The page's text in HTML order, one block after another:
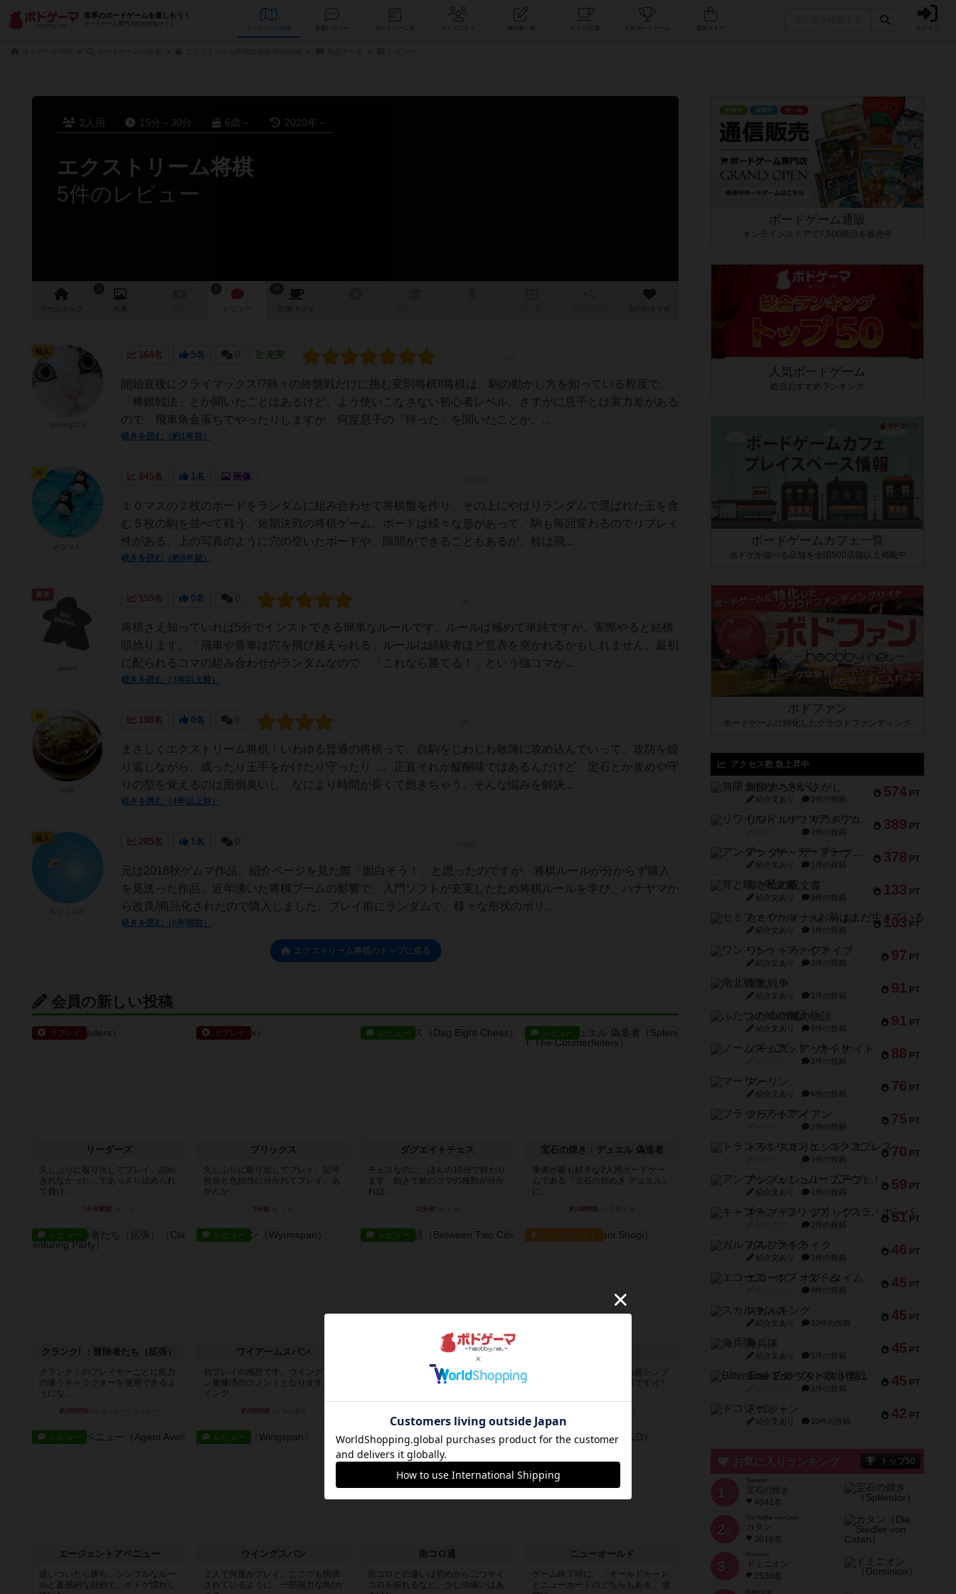
世界のボードゲームを楽しもう！
ボードゲーム専門の総合情報サイト
データベース コミュニティ 人気ボードゲーム ログイン
2人用 15分～30分 6歳～ 2020年～
エクストリーム将棋
5件のレビュー
ゲーム 画像 レビュー 店舗/ カフェ 次のおすすめ
164名 5名 0 充実
開始直後にクライマックス!?熱々の終盤戦だけに挑む変則将棋!!将棋は、駒の動かし方を知っている程度で、
「棒銀戦法」とか聞いたことはあるけど、よう使いこなさない初心者レベル。さすがに息子とは実力差がある
ので、飛車角金落ちでやったりしますが、何度息子の「待った」を聞いたことか。...
続きを読む（約1年前）
仙人
245名 1名 画像
１０マスの２枚のボードをランダムに組み合わせて将棋盤を作り、その上にやはりランダムで選ばれた王を含
む５枚の駒を並べて戦う、短期決戦の将棋ゲーム。ボードは様々な形があって、駒も毎回変わるのでリプレイ
性がある。上の写真のように穴の空いたボードや、隙間ができることもあるが、桂は飛...
続きを読む（約3年前）
155名 0名 0
将棋さえ知っていれば5分でインストできる簡単なルールです。ルールは極めて単純ですが、実際やると結構
頭捻ります。「飛車や香車は穴を飛び越えられる」ルールは経験者ほど意表を突かれるかもしれません。最初
に配られるコマの組み合わせがランダムなので、「これなら勝てる！」という強コマが...
続きを読む（3年以上前）
勇者
198名 0名 0
まさしくエクストリーム将棋！いわゆる普通の将棋って、自駒をじわじわ敵陣に攻め込んでいって、攻防を繰
り返しながら、成ったり王手をかけたり守ったり…。正直それが醍醐味ではあるんだけど、定石とか攻めや守
りの型を覚えるのは面倒臭いし、なにより時間が長くて飽きちゃう。そんな悩みを解決...
続きを読む（4年以上前）
285名 1名 0
元は2018秋ゲムマ作品。紹介ページを見た際「面白そう！」と思ったのですが、将棋ルールが分からず購入
を見送った作品。近年沸いた将棋ブームの影響で、入門ソフトが充実したため将棋ルールを学び、ハナヤマか
ら改良/商品化されたので購入しました。プレイ前にランダムで、様々な形状のポリ...
続きを読む（6年弱前）
仙人
エクストリーム将棋のトップに戻る
会員の新しい投稿
リプレイ
リーダーズ
久しぶりに取り出してプレイ。詰め
きれなかった…であっさり詰められ
て負け...
1分未満前
リプレイ
ブリックス
久しぶりに取り出してプレイ。記号
担当と色担当に分かれてプレイ。あ
かんか...
5分前
レビュー
ダグエイトチェス
チェスなのに、ほんの10分で終わり
ます。動きで敵のコマの種類が分か
れば...
12分前
レビュー
宝石の煌き：デュエル 偽造者
筆者が最も好きな2人用ボードゲー
ムである『宝石の煌めき デュエル』
に、...
約1時間前
レビュー
クランク! ：冒険者たち（拡張）
クランク！のプレイヤーごとに能力
の違うキャラクターを使用できるよ
うにな...
約2時間前
レビュー
ワイアームスパン
初プレイの感想です。ウイングスパ
ン履修済のコメントとなります。ウ
イング...
約3時間前
レビュー
ふたつの街の物語
タイルを4×4で並べて街づくりしま
す。ただし、街は各プレイヤーの間
ルール/インスト
３種類の駒だけが登場する超シンプ
ルな将棋系ゲーム入門作品です♪(＾
レビュー
エージェントアベニュー
追いついたら勝ち。シンプルなルー
ルと直感的な目的で、ボドゲ慣れし
レビュー
ウイングスパン
２人で何度かプレイ。ここでも指摘
されているように、一部強力な鳥(カ
レビュー
街コロ通
街コロとの違いは初めから二つサイ
コロを振れるなど、少しの違いはあ
戦略やコツ
ニューオールド
ゲーム終了時に、「オールドカード
とニューカードのどちらもある」 状
ボードゲーム通販
オンラインストアで7,500商品を販売中
人気ボードゲーム
総合おすすめランキング
ボードゲームカフェ一覧
ボドゲが遊べる店舗を全国500店舗以上掲載中
ボドファン
ボードゲームに特化したクラウドファンディング
アクセス数 急上昇中
574 PT
無限まちがいさがし
紹介文あり 2件の投稿
389 PT
リワイルド：サウスアメリカ
2件の投稿
378 PT
アンダー・ザ・テーブラー
紹介文あり 1件の投稿
133 PT
宵と暁の呪文書
紹介文あり 8件の投稿
103 PT
セミファイナル ～お前はまだ生きている～
紹介文あり 1件の投稿
97 PT
ワン・トゥ・ファイブ
紹介文あり 1件の投稿
91 PT
南北戦争
紹介文あり 1件の投稿
91 PT
ふたつの城の物語
紹介文あり 6件の投稿
88 PT
ノームズ・アット・ナイト
1件の投稿
76 PT
マーリン
紹介文あり 6件の投稿
75 PT
フラットアイアン
2件の投稿
70 PT
トランスオリエント・エクスプレス
1件の投稿
59 PT
アンブッシュ！：ムーブアウト！
紹介文あり 1件の投稿
51 PT
キャプテン・フリップ：イスラ・ボンバ
2件の投稿
46 PT
ガルフストライク
紹介文あり 1件の投稿
45 PT
エコーズ・オブ・タイム
8件の投稿
45 PT
スカルキング
紹介文あり 12件の投稿
45 PT
海兵隊
紹介文あり 1件の投稿
45 PT
Bitter End ブタペスト救出作戦
1件の投稿
42 PT
ドコジャン
紹介文あり 10件の投稿
お気に入りランキング トップ50
1 位
宝石の煌き
4041名
2 位
Die Siedler von Catan
カタン
3616名
3 位
ドミニオン
2530名
Battle Line